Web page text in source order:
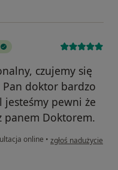
czujemy się
doktor bardzo
jesteśmy pewni że
panem Doktorem.
online • w opinii
zgłoś nadużycie